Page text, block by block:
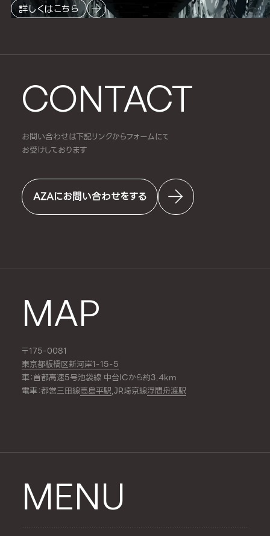
CONTACT
お問い合わせは下記リンクからフォームにて
お受けしております
AZAにお問い合わせをする
MAP
〒175-0081
東京都板橋区新河岸1-15-5
車：首都高速5号池袋線 中台ICから約3.4km
電車：都営三田線高島平駅,JR埼京線浮間舟渡駅
詳しくはこちら
MENU